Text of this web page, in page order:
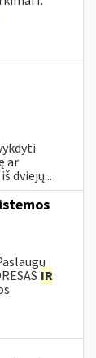
ar
dviejų...
IR